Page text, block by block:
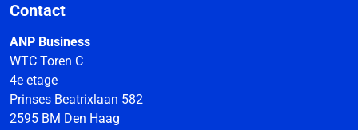
Contact
ANP Business
WTC Toren C
4e etage
Prinses Beatrixlaan 582
2595 BM Den Haag